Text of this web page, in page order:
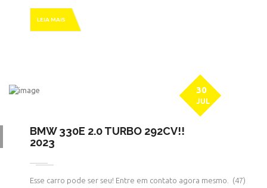
LEIA MAIS
BMW 330E 2.0 TURBO 292CV!!
2023
30
JUL
Esse carro pode ser seu! Entre em contato agora mesmo. ㅤㅤ (47)